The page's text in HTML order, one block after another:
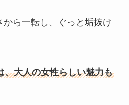
から一転し、ぐっと垢抜け
、大人の女性らしい魅力も